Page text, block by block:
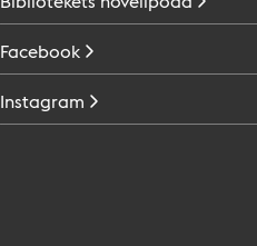
Facebook
Instagram